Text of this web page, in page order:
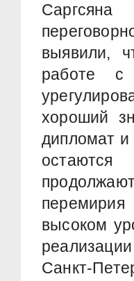
выявили,
работе
хороший
дипломат
высоком
Санкт-